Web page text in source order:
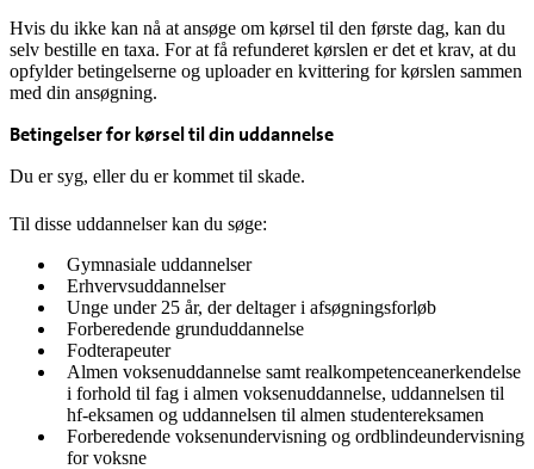
Hvis du ikke kan nå at ansøge om kørsel til den første dag, kan du
selv bestille en taxa. For at få refunderet kørslen er det et krav, at du
opfylder betingelserne og uploader en kvittering for kørslen sammen
med din ansøgning.
Betingelser for kørsel til din uddannelse
Du er syg, eller du er kommet til skade.
Til disse uddannelser kan du søge:
Gymnasiale uddannelser
Erhvervsuddannelser
Unge under 25 år, der deltager i afsøgningsforløb
Forberedende grunduddannelse
Fodterapeuter
Almen voksenuddannelse samt realkompetenceanerkendelse
i forhold til fag i almen voksenuddannelse, uddannelsen til
hf-eksamen og uddannelsen til almen studentereksamen
Forberedende voksenundervisning og ordblindeundervisning
for voksne